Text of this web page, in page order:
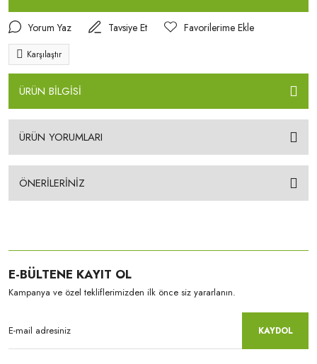
Yorum Yaz Tavsiye Et
Karşılaştır
ÜRÜN BİLGİSİ
ÜRÜN YORUMLARI
ÖNERİLERİNİZ
E-BÜLTENE KAYIT OL
Kampanya ve özel tekliflerimizden ilk önce siz yararlanın.
KAYDOL